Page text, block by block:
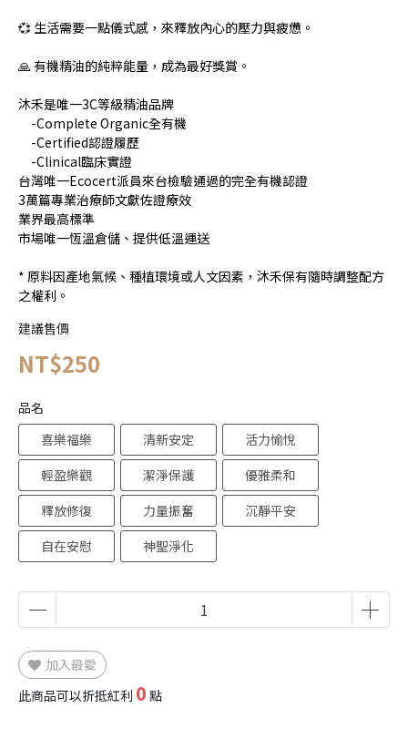
💞 生活需要一點儀式感，來釋放內心的壓力與疲憊。
🙏 有機精油的純粹能量，成為最好獎賞。
沐禾是唯一3C等級精油品牌
-Complete Organic全有機
-Certified認證履歷
-Clinical臨床實證
台灣唯一Ecocert派員來台檢驗通過的完全有機認證
3萬篇專業治療師文獻佐證療效
業界最高標準
市場唯一恆溫倉儲、提供低溫運送
* 原料因產地氣候、種植環境或人文因素，沐禾保有隨時調整配方
之權利。
建議售價
NT$250
品名
喜樂福樂
清新安定
活力愉悅
輕盈樂觀
潔淨保護
優雅柔和
釋放修復
力量振奮
沉靜平安
自在安慰
神聖淨化
加入最愛
此商品可以折抵紅利 0 點